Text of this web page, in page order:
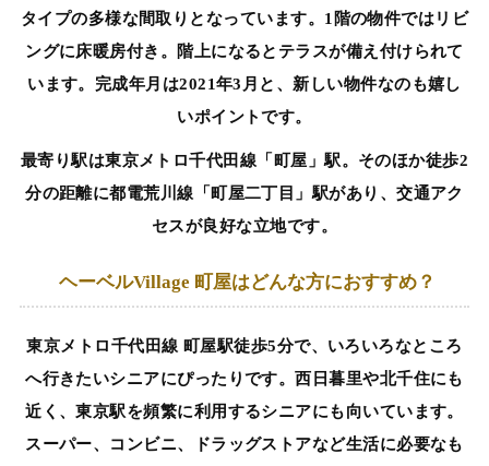
タイプの多様な間取りとなっています。1階の物件ではリビ
ングに床暖房付き。階上になるとテラスが備え付けられて
います。完成年月は2021年3月と、新しい物件なのも嬉し
いポイントです。
最寄り駅は東京メトロ千代田線「町屋」駅。そのほか徒歩2
分の距離に都電荒川線「町屋二丁目」駅があり、交通アク
セスが良好な立地です。
ヘーベルVillage 町屋はどんな方におすすめ？
東京メトロ千代田線 町屋駅徒歩5分で、いろいろなところ
へ行きたいシニアにぴったりです。西日暮里や北千住にも
近く、東京駅を頻繁に利用するシニアにも向いています。
スーパー、コンビニ、ドラッグストアなど生活に必要なも